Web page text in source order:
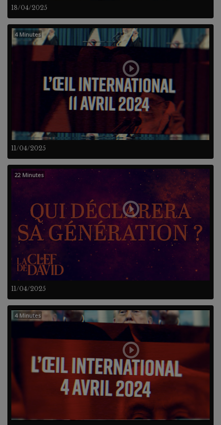
18/04/2025
11/04/2025
4 Minutes
11/04/2025
22 Minutes
4 Minutes